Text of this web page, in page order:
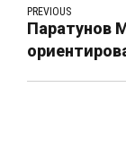
PREVIOUS
Паратунов